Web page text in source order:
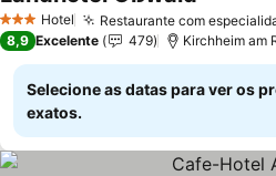
3 EstrelasHotel Restaurante com
8,9 Excelente 479 Kirchheim am
Selecione as datas para ver os
exatos.